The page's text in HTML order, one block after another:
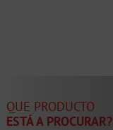
QUE PRODUCTO
ESTÁ A PROCURAR?